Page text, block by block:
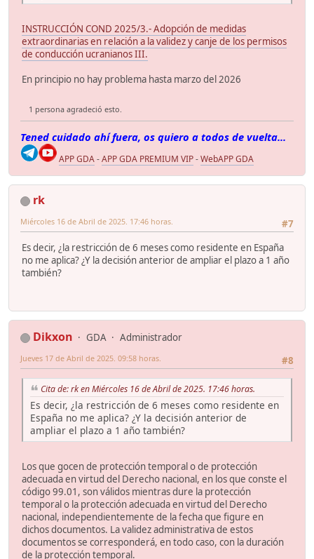
INSTRUCCIÓN COND 2025/3.- Adopción de medidas
extraordinarias en relación a la validez y canje de los permisos
de conducción ucranianos III.
En principio no hay problema hasta marzo del 2026
1 persona agradeció esto.
Tened cuidado ahí fuera, os quiero a todos de vuelta...
APP GDA-APP GDA PREMIUM VIP-WebAPP GDA
rk
#7
Miércoles 16 de Abril de 2025. 17:46 horas.
Es decir, ¿la restricción de 6 meses como residente en España
no me aplica? ¿Y la decisión anterior de ampliar el plazo a 1 año
también?
Dikxon GDA
Administrador
#8
Jueves 17 de Abril de 2025. 09:58 horas.
Cita de: rk en Miércoles 16 de Abril de 2025. 17:46 horas.
Es decir, ¿la restricción de 6 meses como residente en
España no me aplica? ¿Y la decisión anterior de
ampliar el plazo a 1 año también?
Los que gocen de protección temporal o de protección
adecuada en virtud del Derecho nacional, en los que conste el
código 99.01, son válidos mientras dure la protección
temporal o la protección adecuada en virtud del Derecho
nacional, independientemente de la fecha que figure en
dichos documentos. La validez administrativa de estos
documentos se corresponderá, en todo caso, con la duración
de la protección temporal.